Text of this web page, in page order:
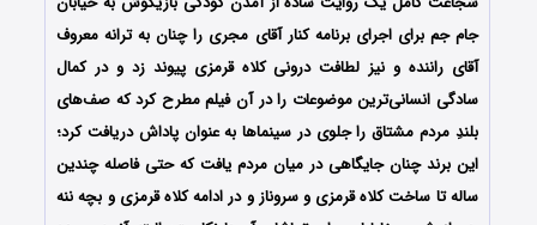
جام جم برای اجرای برنامه کنار آقای مجری را چنان به ترانه معروف
آقای راننده و نیز لطافت درونی کلاه قرمزی پیوند زد و در کمال
سادگی انسانی‌ترین موضوعات را در آن فیلم مطرح کرد که صف‌های
بلندِ مردم مشتاق را جلوی در سینماها به عنوان پاداش دریافت کرد؛
این برند چنان جایگاهی در میان مردم یافت که حتی فاصله چندین
ساله تا ساخت کلاه قرمزی و سروناز و در ادامه کلاه قرمزی و بچه ننه